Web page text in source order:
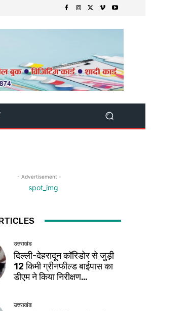
- Advertisement -
उत्तराखंड
दिल्ली-देहरादून कॉरिडोर से जुड़ी
12 किमी ग्रीनफील्ड बाईपास का
डीएम ने किया निरीक्षण…
उत्तराखंड